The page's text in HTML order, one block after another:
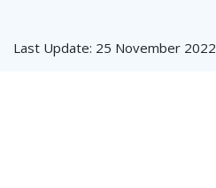
Last Update: 25 November 2022